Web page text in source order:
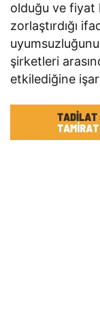
olduğu ve fiyat
zorlaştırdığı
şirketleri
etkilediğine